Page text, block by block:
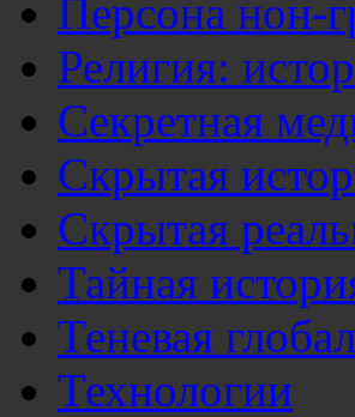
Персона нон-
Религия:
Секретная
Скрытая
Скрытая
Тайная
Теневая
Технологии